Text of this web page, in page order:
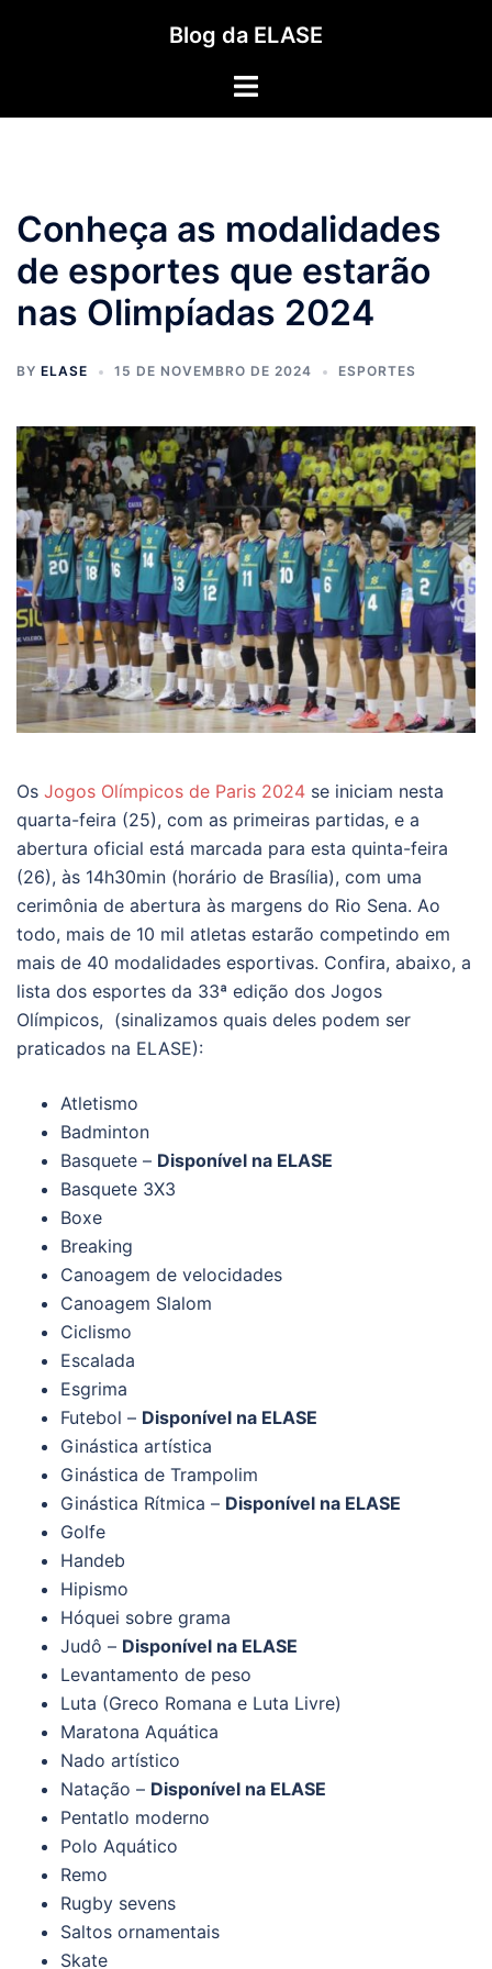
Blog da ELASE
Toggle
Conheça as modalidades
de esportes que estarão
nas Olimpíadas 2024
BY ELASE 15 DE NOVEMBRO DE 2024 ESPORTES
Os Jogos Olímpicos de Paris 2024 se iniciam nesta
quarta-feira (25), com as primeiras partidas, e a
abertura oficial está marcada para esta quinta-feira
(26), às 14h30min (horário de Brasília), com uma
cerimônia de abertura às margens do Rio Sena. Ao
todo, mais de 10 mil atletas estarão competindo em
mais de 40 modalidades esportivas. Confira, abaixo, a
lista dos esportes da 33ª edição dos Jogos
Olímpicos, (sinalizamos quais deles podem ser
praticados na ELASE):
Atletismo
Badminton
Basquete – Disponível na ELASE
Basquete 3X3
Boxe
Breaking
Canoagem de velocidades
Canoagem Slalom
Ciclismo
Escalada
Esgrima
Futebol – Disponível na ELASE
Ginástica artística
Ginástica de Trampolim
Ginástica Rítmica – Disponível na ELASE
Golfe
Handeb
Hipismo
Hóquei sobre grama
Judô – Disponível na ELASE
Levantamento de peso
Luta (Greco Romana e Luta Livre)
Maratona Aquática
Nado artístico
Natação – Disponível na ELASE
Pentatlo moderno
Polo Aquático
Remo
Rugby sevens
Saltos ornamentais
Skate